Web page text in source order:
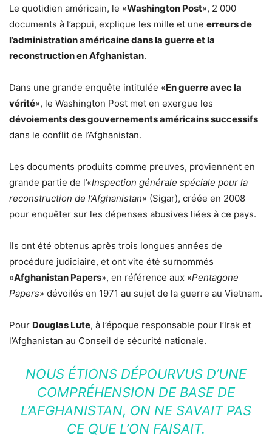
Le quotidien américain, le «Washington Post», 2 000
documents à l’appui, explique les mille et une erreurs de
l’administration américaine dans la guerre et la
reconstruction en Afghanistan.
Dans une grande enquête intitulée «En guerre avec la
vérité», le Washington Post met en exergue les
dévoiements des gouvernements américains successifs
dans le conflit de l’Afghanistan.
Les documents produits comme preuves, proviennent en
grande partie de l’«Inspection générale spéciale pour la
reconstruction de l’Afghanistan» (Sigar), créée en 2008
pour enquêter sur les dépenses abusives liées à ce pays.
Ils ont été obtenus après trois longues années de
procédure judiciaire, et ont vite été surnommés
«Afghanistan Papers», en référence aux «Pentagone
Papers» dévoilés en 1971 au sujet de la guerre au Vietnam.
Pour Douglas Lute, à l’époque responsable pour l’Irak et
l’Afghanistan au Conseil de sécurité nationale.
NOUS ÉTIONS DÉPOURVUS D’UNE
COMPRÉHENSION DE BASE DE
L’AFGHANISTAN, ON NE SAVAIT PAS
CE QUE L’ON FAISAIT.